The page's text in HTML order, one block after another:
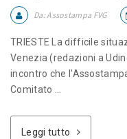
Da:Assostampa FVG
TRIESTE La difficile
Venezia (redazioni a
incontro che
Comitato ...
Leggi tutto